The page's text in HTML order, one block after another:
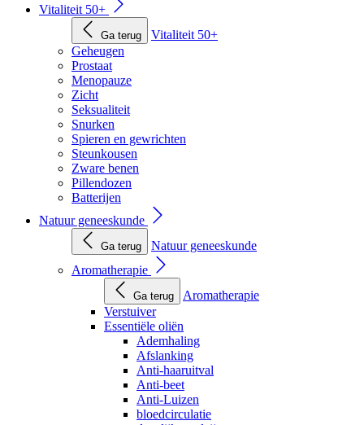
Vitaliteit 50+
Ga terug
Vitaliteit 50+
Geheugen
Prostaat
Menopauze
Zicht
Seksualiteit
Snurken
Spieren en gewrichten
Steunkousen
Zware benen
Pillendozen
Batterijen
Natuur geneeskunde
Ga terug
Natuur geneeskunde
Aromatherapie
Ga terug
Aromatherapie
Verstuiver
Essentiële oliën
Ademhaling
Afslanking
Anti-haaruitval
Anti-beet
Anti-Luizen
bloedcirculatie